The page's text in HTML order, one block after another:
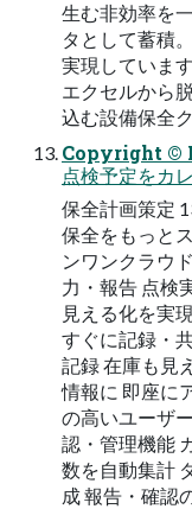
生む非効率を
タとして蓄積
実現していま
エクセルから
込む設備保全
Copyright ©
点検予定をカ
保全計画策定
保全をもっと
ンワンクラウ
力・報告 点検
見える化を実
すぐに記録・
記録 在庫も見
情報に 即座に
の高いユーザ
認・管理機能
数を自動集計
成 報告・確認